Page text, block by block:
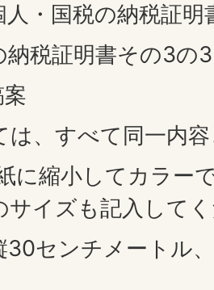
人・国税の納税証
納税証明書その3の3
は、すべて同一内
に縮小してカラー
サイズも記入して
30センチメートル